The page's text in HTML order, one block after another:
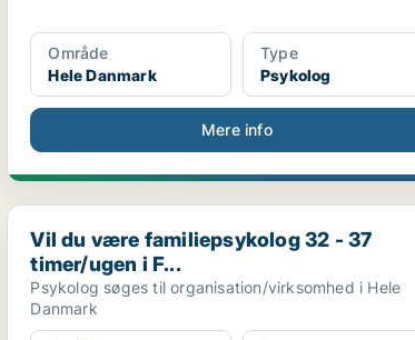
Område
Hele Danmark
Type
Psykolog
Mere info
Vil du være familiepsykolog 32 - 37 timer/ugen
Vil du være familiepsykolog 32 - 37
timer/ugen i F...
Psykolog søges til organisation/virksomhed i Hele
Danmark